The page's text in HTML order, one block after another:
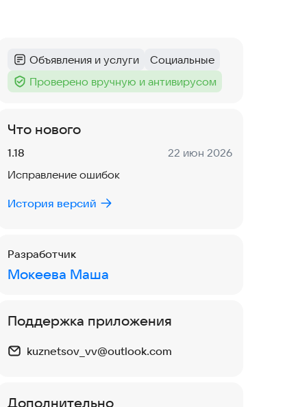
Категория:
Объявления и услуги
Тег:
Социальные
Тег :
Проверено вручную и антивирусом
Что нового
Версия:
1.18 Дата:
22 июн 2026
Исправление ошибок
История версий
Разработчик
Мокеева Маша
Поддержка приложения
kuznetsov_vv@outlook.com
Дополнительно